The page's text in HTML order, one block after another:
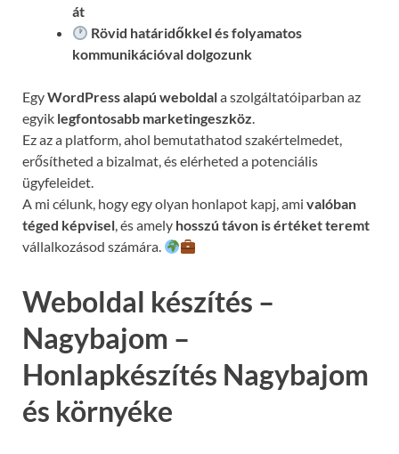
át
Rövid határidőkkel és folyamatos
kommunikációvaldolgozunk
EgyWordPress alapú weboldala szolgáltatóiparban az
egyik legfontosabb marketingeszköz.
Ez az a platform, ahol bemutathatod szakértelmedet,
erősítheted a bizalmat, és elérheted a potenciális
ügyfeleidet.
A mi célunk, hogy egy olyan honlapot kapj, ami valóban
téged képvisel, és amely hosszú távon is értéket teremt
vállalkozásod számára.
Weboldal készítés –
Nagybajom –
Honlapkészítés Nagybajom
és környéke